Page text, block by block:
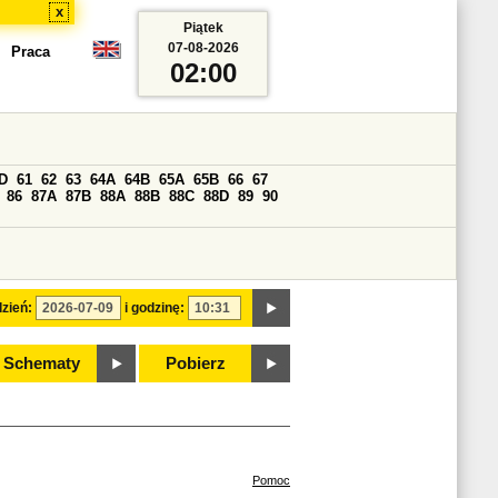
x
Praca
i godzinę:
61 62 63 64A 64B 65A 65B 66 67
86 87A 87B 88A 88B 88C 88D 89 90
Schematy Pobierz
Piątek
07-08-2026
02:00
Pomoc